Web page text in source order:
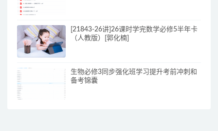
[21843-26讲]26课时学完数学必修5半年卡
（人教版）[郭化楠]
生物必修3同步强化班学习提升考前冲刺和
备考锦囊